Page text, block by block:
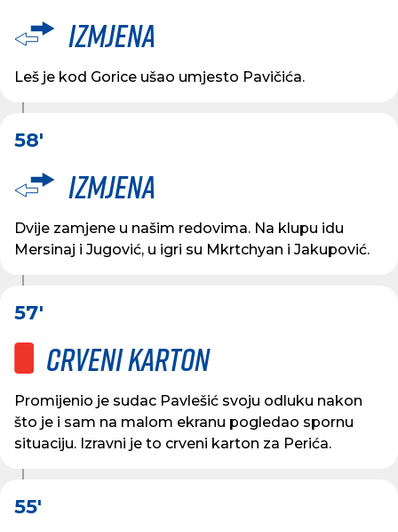
Izmjena
Leš je kod Gorice ušao umjesto Pavičića.
58'
Izmjena
Dvije zamjene u našim redovima. Na klupu idu
Mersinaj i Jugović, u igri su Mkrtchyan i Jakupović.
57'
Crveni karton
Promijenio je sudac Pavlešić svoju odluku nakon
što je i sam na malom ekranu pogledao spornu
situaciju. Izravni je to crveni karton za Perića.
55'